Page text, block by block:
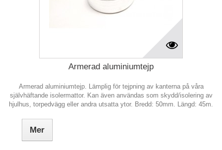
Armerad aluminiumtejp
Armerad aluminiumtejp. Lämplig för tejpning av kanterna på våra
självhäftande isolermattor. Kan även användas som skydd/isolering av
hjulhus, torpedvägg eller andra utsatta ytor. Bredd: 50mm. Längd: 45m.
Mer